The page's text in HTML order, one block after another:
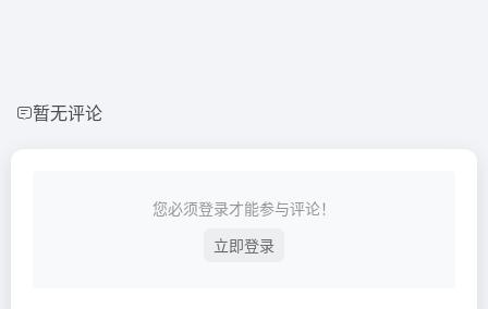
暂无评论
您必须登录才能参与评论！
立即登录